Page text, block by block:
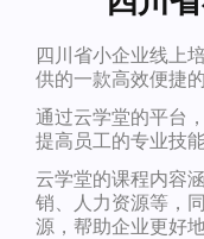
四川省小企业线上
供的一款高效便捷
通过云学堂的平台
提高员工的专业技
云学堂的课程内容
销、人力资源等，
源，帮助企业更好